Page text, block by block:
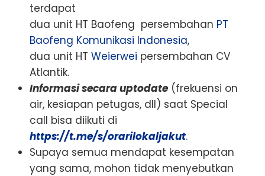
terdapat
dua unit HT Baofeng persembahan PT
Baofeng Komunikasi Indonesia,
dua unit HT Weierwei persembahan CV
Atlantik.
Informasi secara uptodate (frekuensi on
air, kesiapan petugas, dll) saat Special
call bisa diikuti di
https://t.me/s/orarilokaljakut.
Supaya semua mendapat kesempatan
yang sama, mohon tidak menyebutkan